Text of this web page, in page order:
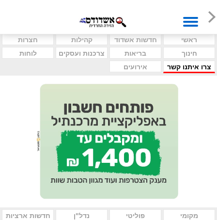
ראשי חדשות אשדוד קהילות
חצרות
חינוך
בריאות צרכנות ועסקים
לוחות
צרו איתנו קשר
אירועים
מקומי פוליטי נדל"ן חדשות ארציות